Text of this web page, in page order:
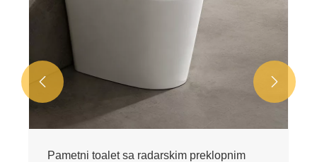
Pametni toalet za sterilizaciju mlaznica za
 